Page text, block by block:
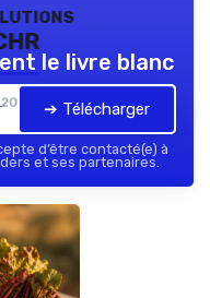
le livre blanc
➔ Télécharger
d’être contacté(e) à
et ses partenaires.